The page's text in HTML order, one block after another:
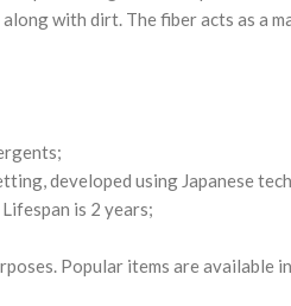
with dirt. The fiber acts as
developed using Japanese
is 2 years;
Popular items are available